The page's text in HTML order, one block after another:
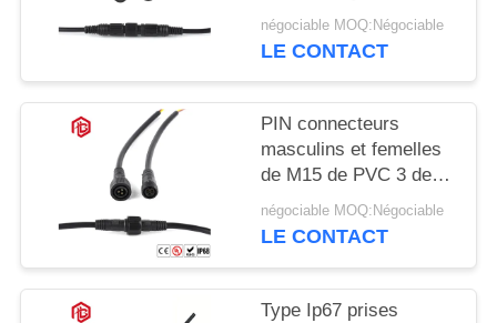
IP68
négociable MOQ:Négociable
LE CONTACT
PIN connecteurs
masculins et femelles
de M15 de PVC 3 de
basse tension
négociable MOQ:Négociable
LE CONTACT
Type Ip67 prises